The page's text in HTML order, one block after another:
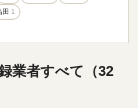
田 1
業者すべて（32